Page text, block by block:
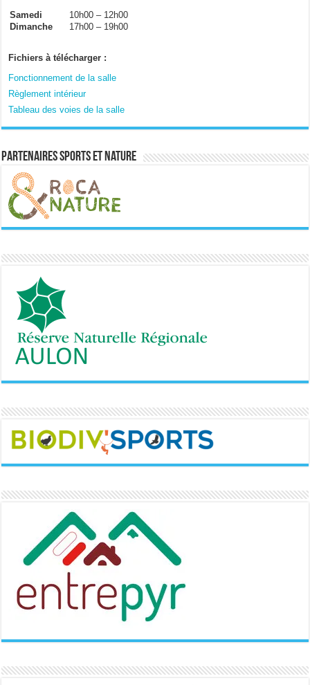
Samedi
10h00 – 12h00
Dimanche
17h00 – 19h00
Fichiers à télécharger :
Fonctionnement de la salle
Règlement intérieur
Tableau des voies de la salle
Partenaires sports et nature